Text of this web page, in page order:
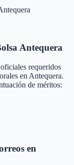
Antequera
requeridos
en Antequera.
de méritos:
en